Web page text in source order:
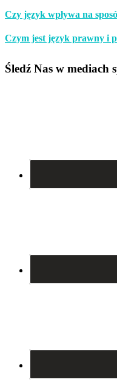
Czy język wpływa na
Czym jest język prawny i
Śledź Nas w mediach